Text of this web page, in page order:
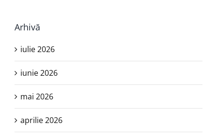
Arhivă
iulie 2026
iunie 2026
mai 2026
aprilie 2026